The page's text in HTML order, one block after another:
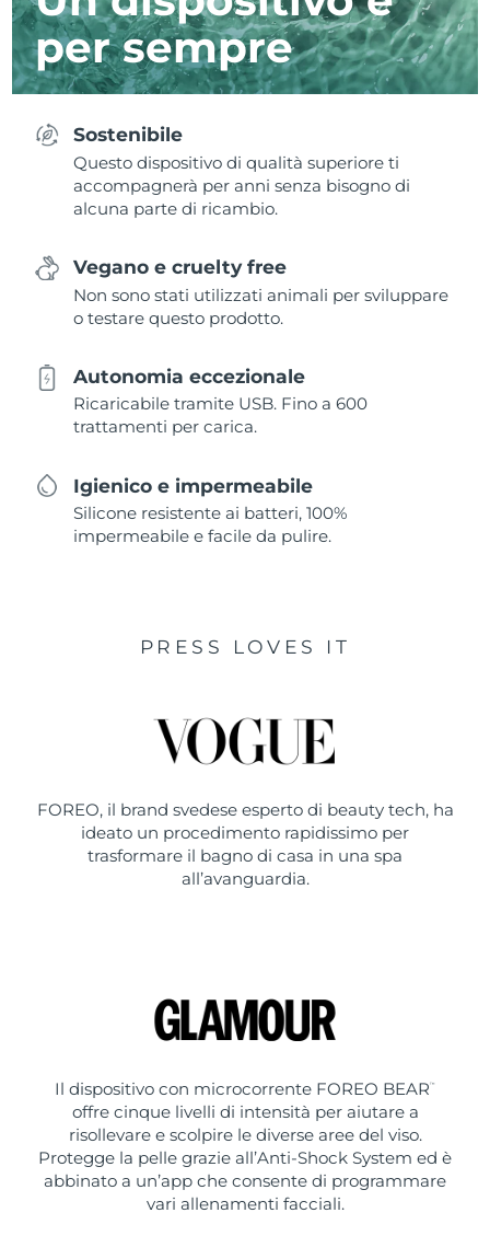
per sempre
Sostenibile
Questo dispositivo di qualità superiore ti
accompagnerà per anni senza bisogno di
alcuna parte di ricambio.
Vegano e cruelty free
Non sono stati utilizzati animali per sviluppare
o testare questo prodotto.
Autonomia eccezionale
Ricaricabile tramite USB. Fino a 600
trattamenti per carica.
Igienico e impermeabile
Silicone resistente ai batteri, 100%
impermeabile e facile da pulire.
PRESS LOVES IT
FOREO, il brand svedese esperto di beauty tech, ha
ideato un procedimento rapidissimo per
trasformare il bagno di casa in una spa
all’avanguardia.
Il dispositivo con microcorrente FOREO BEAR ™
offre cinque livelli di intensità per aiutare a
risollevare e scolpire le diverse aree del viso.
Protegge la pelle grazie all’Anti-Shock System ed è
abbinato a un’app che consente di programmare
vari allenamenti facciali.